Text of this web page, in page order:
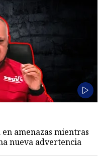
amenazas mientras
nueva advertencia